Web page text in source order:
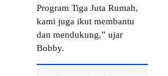
Program Tiga Juta Rumah,
kami juga ikut membantu
dan mendukung,” ujar
Bobby.